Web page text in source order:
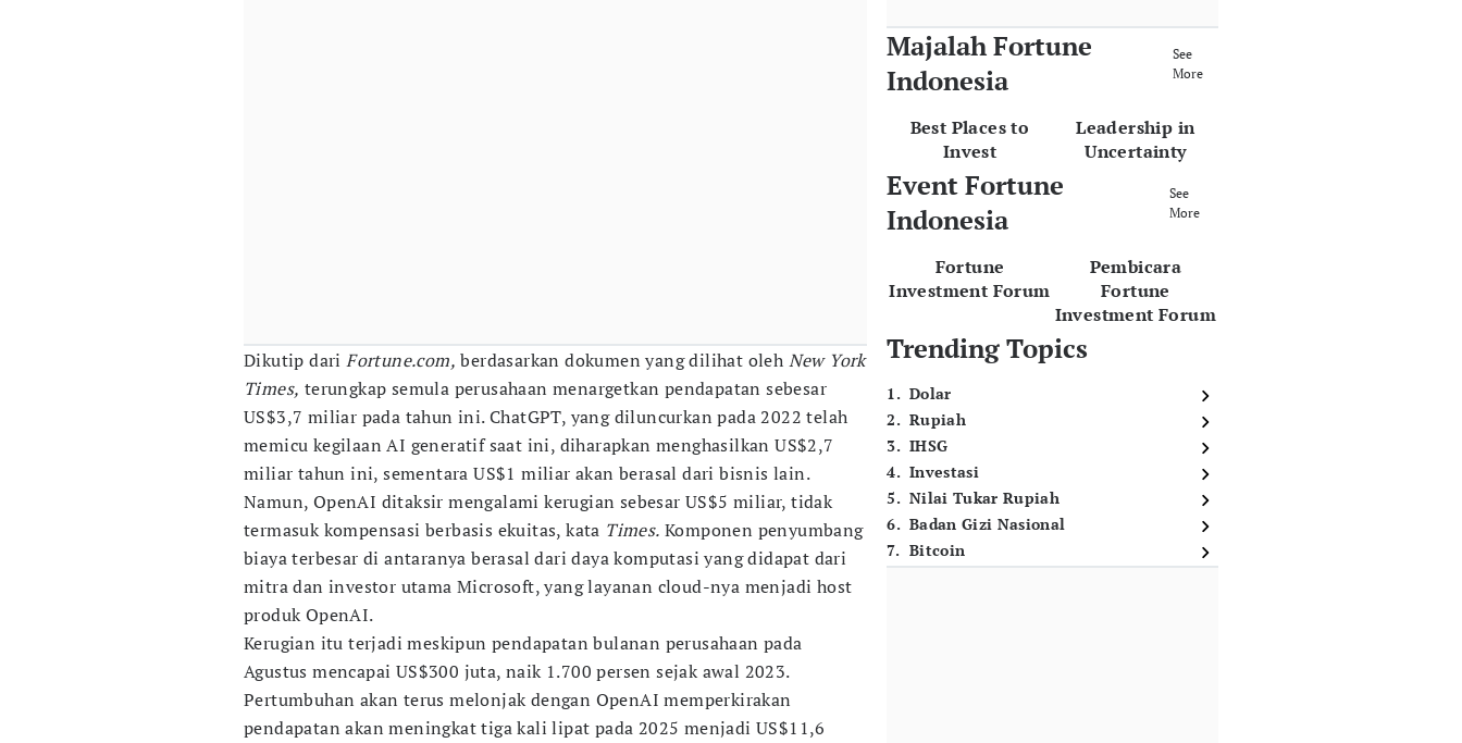
Dikutip dari Fortune.com, berdasarkan dokumen yang dilihat oleh New York
Times, terungkap semula perusahaan menargetkan pendapatan sebesar
US$3,7 miliar pada tahun ini. ChatGPT, yang diluncurkan pada 2022 telah
memicu kegilaan AI generatif saat ini, diharapkan menghasilkan US$2,7
miliar tahun ini, sementara US$1 miliar akan berasal dari bisnis lain.
Namun, OpenAI ditaksir mengalami kerugian sebesar US$5 miliar, tidak
termasuk kompensasi berbasis ekuitas, kata Times. Komponen penyumbang
biaya terbesar di antaranya berasal dari daya komputasi yang didapat dari
mitra dan investor utama Microsoft, yang layanan cloud-nya menjadi host
produk OpenAI.
Kerugian itu terjadi meskipun pendapatan bulanan perusahaan pada
Agustus mencapai US$300 juta, naik 1.700 persen sejak awal 2023.
Pertumbuhan akan terus melonjak dengan OpenAI memperkirakan
pendapatan akan meningkat tiga kali lipat pada 2025 menjadi US$11,6
Majalah Fortune
Indonesia
See
More
Best Places to
Invest
Leadership in
Uncertainty
Event Fortune
Indonesia
See
More
Fortune
Investment Forum
Pembicara
Fortune
Investment Forum
Trending Topics
1. Dolar
2. Rupiah
3. IHSG
4. Investasi
5. Nilai Tukar Rupiah
6. Badan Gizi Nasional
7. Bitcoin